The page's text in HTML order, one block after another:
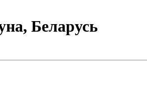
Беларусь